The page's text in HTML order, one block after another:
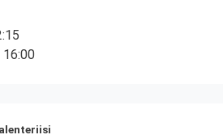
16:00